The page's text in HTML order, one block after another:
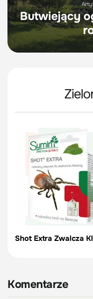
Butwiejący
Shot Extra Zwalcza
Komentarze